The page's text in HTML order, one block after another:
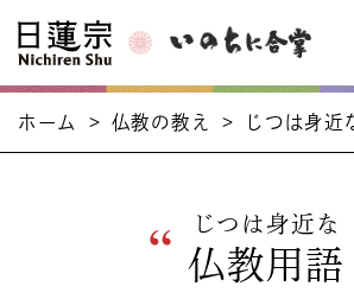
ホーム > 仏教の教え > じつは身近
じつは身近な
仏教用語